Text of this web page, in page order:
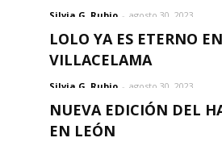
Silvia G. Rubio - agosto 30, 2023
LOLO YA ES ETERNO EN
VILLACELAMA
Silvia G. Rubio - agosto 30, 2023
NUEVA EDICIÓN DEL
EN LEÓN